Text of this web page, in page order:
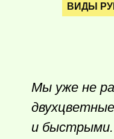
ВИДЫ
Мы уже не
и быстрыми.